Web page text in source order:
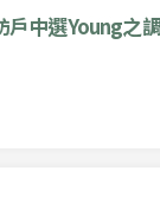
戶中選Young之